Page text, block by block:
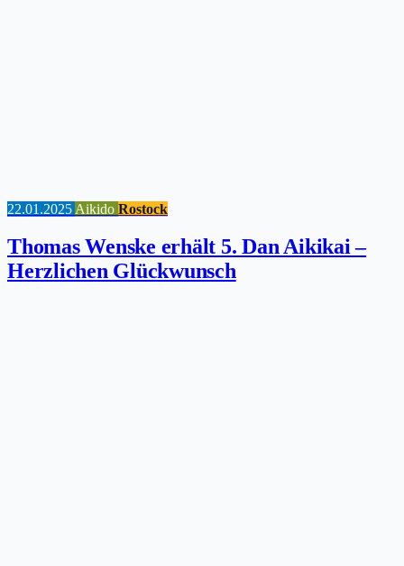
22.01.2025 Aikido Rostock
Thomas Wenske erhält 5. Dan Aikikai –
Herzlichen Glückwunsch